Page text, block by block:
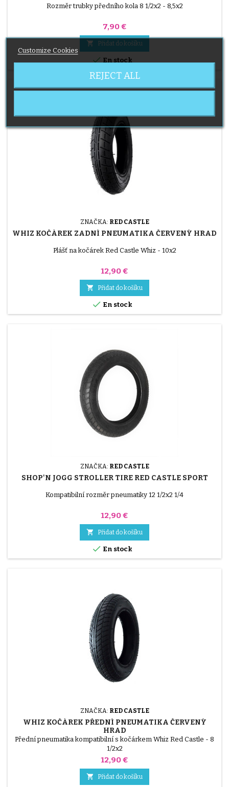
Rozměr trubky předního kola 8 1/2x2 - 8,5x2
Cena
7,90 €
 Přidat do košíku
 En stock
ZNAČKA: RED CASTLE
WHIZ KOČÁREK ZADNÍ PNEUMATIKA ČERVENÝ HRAD
Plášť na kočárek Red Castle Whiz - 10x2
Cena
12,90 €
 Přidat do košíku
 En stock
ZNAČKA: RED CASTLE
SHOP'N JOGG STROLLER TIRE RED CASTLE SPORT
Kompatibilní rozměr pneumatiky 12 1/2x2 1/4
Cena
12,90 €
 Přidat do košíku
 En stock
ZNAČKA: RED CASTLE
WHIZ KOČÁREK PŘEDNÍ PNEUMATIKA ČERVENÝ
HRAD
Přední pneumatika kompatibilní s kočárkem Whiz Red Castle - 8
1/2x2
Cena
12,90 €
 Přidat do košíku
Customize Cookies
REJECT ALL